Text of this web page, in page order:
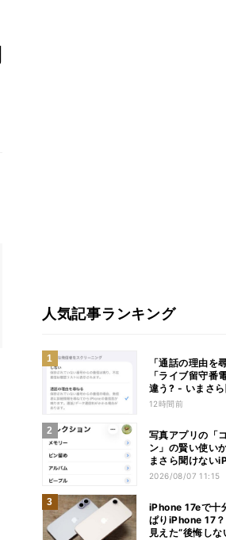
人気記事ランキング
「通話の理由を
「ライブ留守番
違う? - いまさ
iPhoneのなぜ
12時間前
写真アプリの「
ン」の賢い使い
まさら聞けない
ぜ
2026/08/07 11:15
iPhone 17eで
ぱりiPhone 17
見えた“後悔しな